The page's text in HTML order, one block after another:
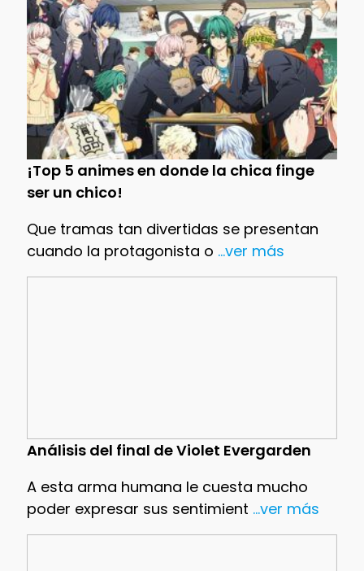
¡Top 5 animes en donde la chica finge
ser un chico!
Que tramas tan divertidas se presentan
cuando la protagonista o ...ver más
Análisis del final de Violet Evergarden
A esta arma humana le cuesta mucho
poder expresar sus sentimient ...ver más